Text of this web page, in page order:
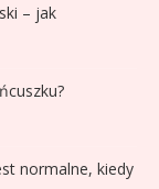
– jak
normalne, kiedy